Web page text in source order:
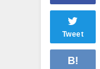
Tweet
B!